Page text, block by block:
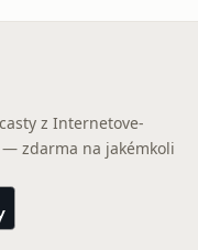
z Internetove-
zdarma na jakémkoli